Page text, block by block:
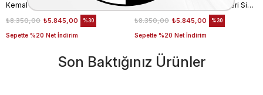
Kemal Tanca Erkek El Çantası 2028
₺5.845,00
₺8.350,00
Sepette %20 Net İndirim
%30
Kemal Tanca Erkek Hakiki Deri Siyah El Çantası 3008
₺5.845,00
₺8.350,00
Sepette %20 Net İndirim
%30
Son Baktığınız Ürünler